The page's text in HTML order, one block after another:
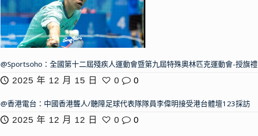
@Sportsoho：全國第十二屆殘疾人運動會暨第九屆特殊奧林匹克運動會-授旗禮
2025 年 12 月 15 日
0
0
@香港電台：中國香港聾人/聽障足球代表隊隊員李偉明接受港台體壇123採訪
2025 年 12 月 12 日
0
0